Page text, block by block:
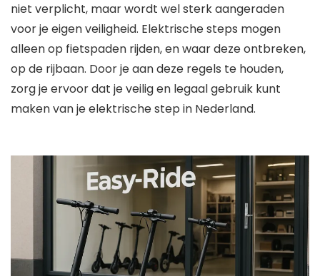
niet verplicht, maar wordt wel sterk aangeraden
voor je eigen veiligheid. Elektrische steps mogen
alleen op fietspaden rijden, en waar deze ontbreken,
op de rijbaan. Door je aan deze regels te houden,
zorg je ervoor dat je veilig en legaal gebruik kunt
maken van je elektrische step in Nederland.